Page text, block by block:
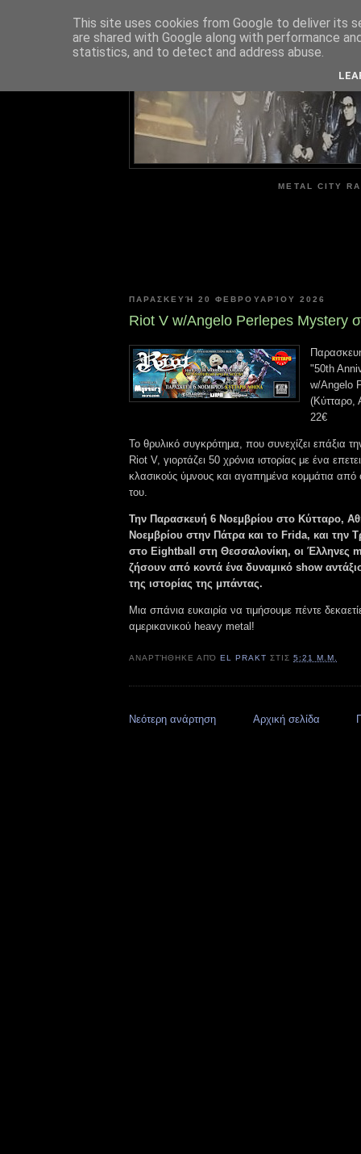
METAL CITY
ΠΑΡΑΣΚΕΥΉ 20 ΦΕΒΡΟΥΑΡΊΟΥ 2026
Riot V w/Angelo Perlepes Mystery
"50th
w/Angelo
22€
Το θρυλικό συγκρότημα, που συνεχίζει επάξια
Riot V, γιορτάζει 50 χρόνια ιστορίας με ένα
κλασικούς ύμνους και αγαπημένα κομμάτια από
του.
Την Παρασκευή 6 Νοεμβρίου στο Κύτταρο,
Νοεμβρίου στην Πάτρα και το Frida, και την
στο Eightball στη Θεσσαλονίκη, οι Έλληνες
ζήσουν από κοντά ένα δυναμικό show
της ιστορίας της μπάντας.
Μια σπάνια ευκαιρία να τιμήσουμε πέντε
αμερικανικού heavy metal!
ΑΝΑΡΤΉΘΗΚΕ ΑΠΌEL PRAKT ΣΤΙΣ5:21 Μ.Μ.
Νεότερη ανάρτηση Αρχική σελίδα
This site uses cookies from Google to deliver its
are shared with Google along with performance
statistics, and to detect and address abuse.